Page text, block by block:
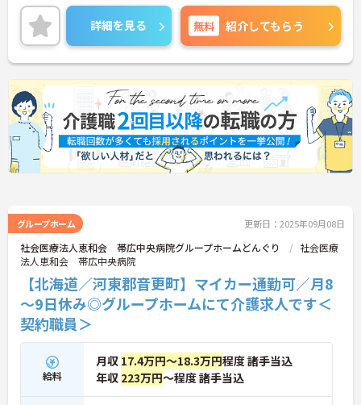
詳細を見る 無料 紹介してもらう
グループホーム 更新日：2025年09月08日
社会医療法人恵和会 帯広中央病院グループホームどんぐり
社会医療
法人恵和会 帯広中央病院
【北海道／河東郡音更町】マイカー通勤可／月8
～9日休み◎グループホームにて介護求人です＜
契約職員＞
給料
月収 17.4万円～18.3万円程度 諸手当込
年収 223万円～程度 諸手当込